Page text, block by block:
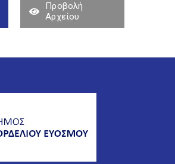
Προβολή
Αρχείου